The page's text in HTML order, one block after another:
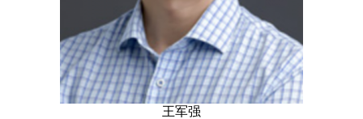
王军强